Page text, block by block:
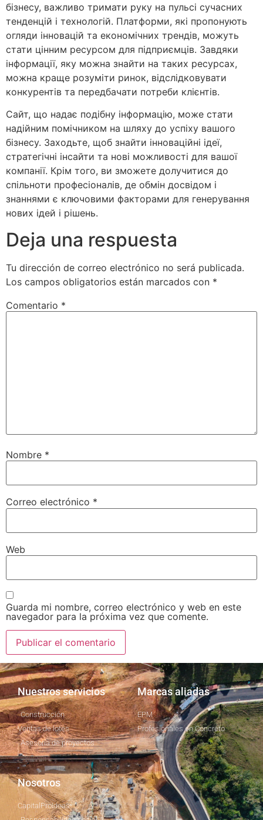
бізнесу, важливо тримати руку на пульсі сучасних
тенденцій і технологій. Платформи, які пропонують
огляди інновацій та економічних трендів, можуть
стати цінним ресурсом для підприємців. Завдяки
інформації, яку можна знайти на таких ресурсах,
можна краще розуміти ринок, відслідковувати
конкурентів та передбачати потреби клієнтів.
Сайт, що надає подібну інформацію, може стати
надійним помічником на шляху до успіху вашого
бізнесу. Заходьте, щоб знайти інноваційні ідеї,
стратегічні інсайти та нові можливості для вашої
компанії. Крім того, ви зможете долучитися до
спільноти професіоналів, де обмін досвідом і
знаннями є ключовими факторами для генерування
нових ідей і рішень.
Deja una respuesta
Tu dirección de correo electrónico no será publicada.
Los campos obligatorios están marcados con *
Comentario *
Nombre *
Correo electrónico *
Web
Guarda mi nombre, correo electrónico y web en este
navegador para la próxima vez que comente.
Nuestros servicios
Construcción
Ventas de lotes
Asesoría de proyectos
Marcas aliadas
EPM
Profesionales en Concreto
Nosotros
CapitalProIdeas